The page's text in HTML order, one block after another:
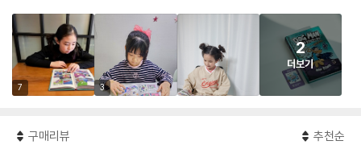
7 3
2
더보기
구매리뷰 추천순